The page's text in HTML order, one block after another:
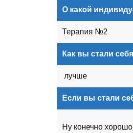
О какой
Терапия №2
Как вы стали
лучше
Если вы стали
Ну конечно